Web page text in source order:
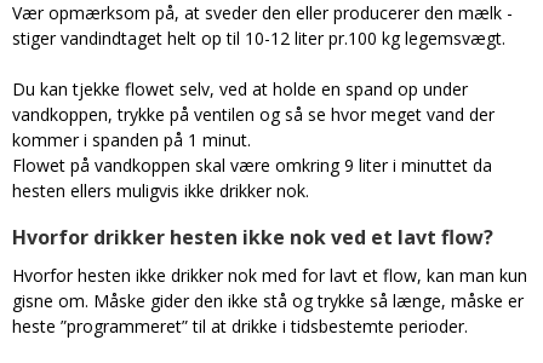
Vær opmærksom på, at sveder den eller producerer den mælk -
stiger vandindtaget helt op til 10-12 liter pr.100 kg legemsvægt.
Du kan tjekke flowet selv, ved at holde en spand op under
vandkoppen, trykke på ventilen og så se hvor meget vand der
kommer i spanden på 1 minut.
Flowet på vandkoppen skal være omkring 9 liter i minuttet da
hesten ellers muligvis ikke drikker nok.
Hvorfor drikker hesten ikke nok ved et lavt flow?
Hvorfor hesten ikke drikker nok med for lavt et flow, kan man kun
gisne om. Måske gider den ikke stå og trykke så længe, måske er
heste ”programmeret” til at drikke i tidsbestemte perioder.